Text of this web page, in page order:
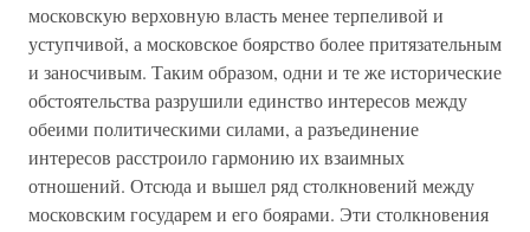
московскую верховную власть менее терпеливой и
уступчивой, а московское боярство более притязательным
и заносчивым. Таким образом, одни и те же исторические
обстоятельства разрушили единство интересов между
обеими политическими силами, а разъединение
интересов расстроило гармонию их взаимных
отношений. Отсюда и вышел ряд столкновений между
московским государем и его боярами. Эти столкновения